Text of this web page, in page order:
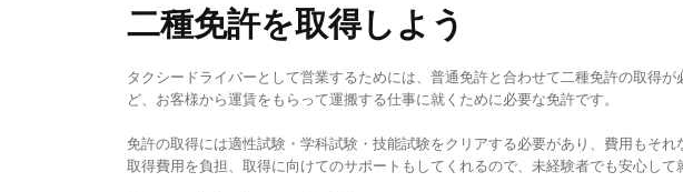
二種免許を取得しよう
タクシードライバーとして営業するためには、普通免許と合わせて二種免許の取得
ど、お客様から運賃をもらって運搬する仕事に就くために必要な免許です。
免許の取得には適性試験・学科試験・技能試験をクリアする必要があり、費用もそ
取得費用を負担、取得に向けてのサポートもしてくれるので、未経験者でも安心して